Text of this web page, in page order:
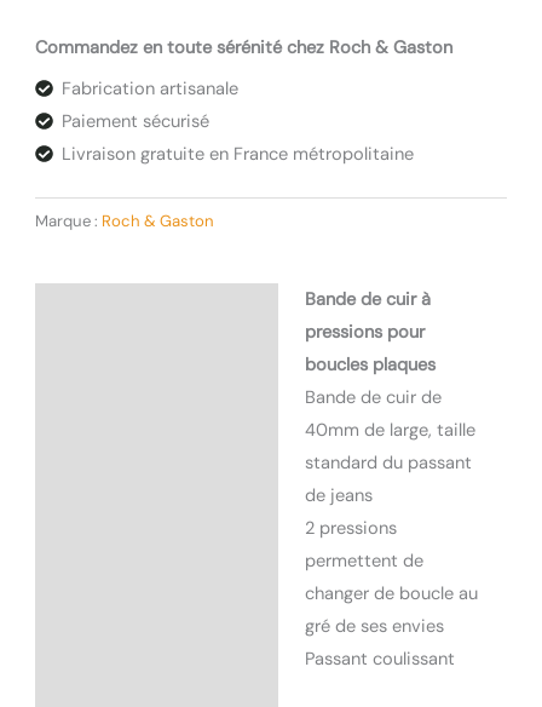
de
cuir
à
pressions
boucles
Commandez en toute sérénité chez Roch & Gaston
Fabrication artisanale
Paiement sécurisé
Livraison gratuite en France métropolitaine
Marque : Roch & Gaston
Bande de cuir à
pressions pour
boucles plaques
Bande de cuir de
40mm de large, taille
standard du passant
de jeans
2 pressions
permettent de
changer de boucle au
gré de ses envies
Passant coulissant